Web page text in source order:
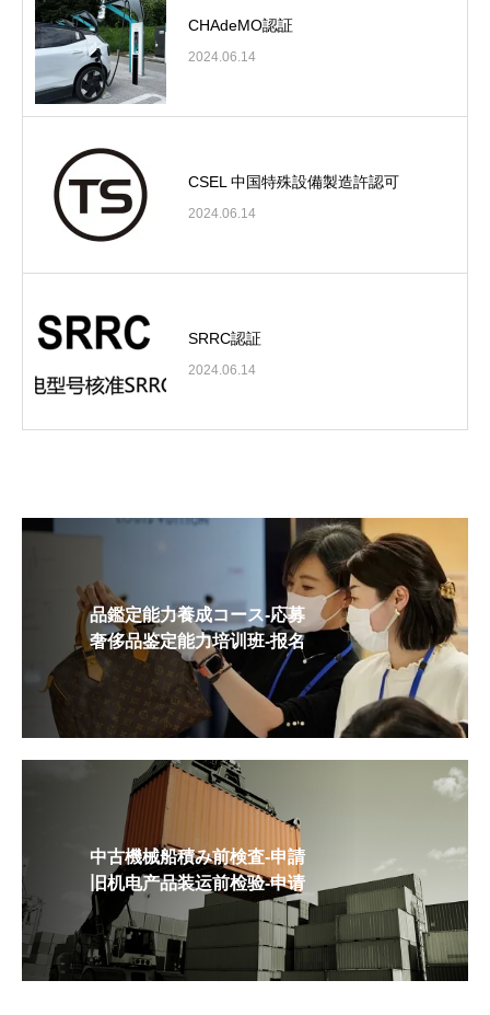
CHAdeMO認証
2024.06.14
CSEL 中国特殊設備製造許認可
2024.06.14
SRRC認証
2024.06.14
品鑑定能力養成コース-応募
奢侈品鉴定能力培训班-报名
中古機械船積み前検査-申請
旧机电产品装运前检验-申请